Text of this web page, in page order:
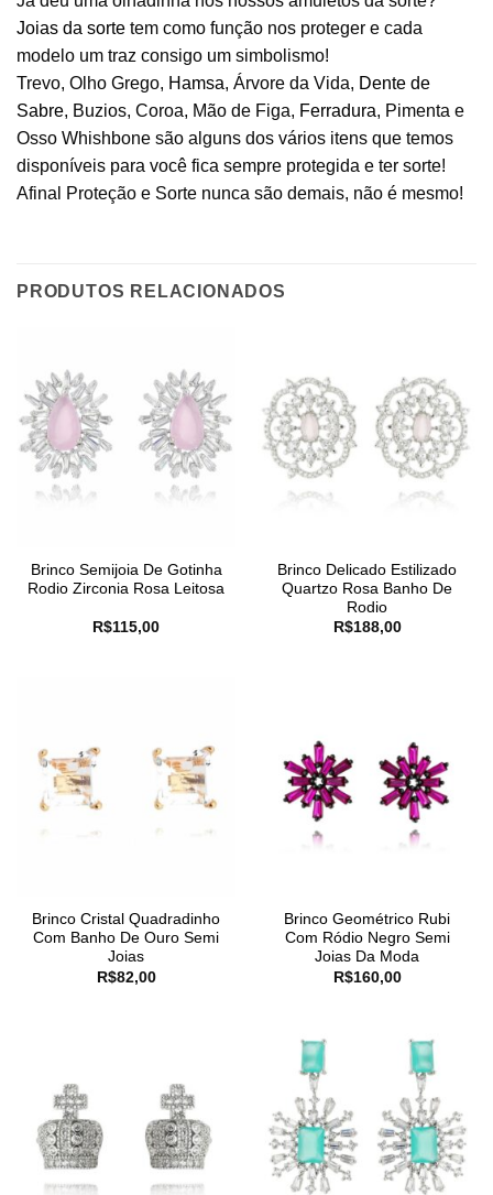
Joias da sorte tem como função nos proteger e cada
modelo um traz consigo um simbolismo!
Trevo, Olho Grego, Hamsa, Árvore da Vida, Dente de
Sabre, Buzios, Coroa, Mão de Figa, Ferradura, Pimenta e
Osso Whishbone são alguns dos vários itens que temos
disponíveis para você fica sempre protegida e ter sorte!
Afinal Proteção e Sorte nunca são demais, não é mesmo!
PRODUTOS RELACIONADOS
Brinco Semijoia De Gotinha
Rodio Zirconia Rosa Leitosa
R$115,00
Brinco Delicado Estilizado
Quartzo Rosa Banho De
Rodio
R$188,00
Brinco Cristal Quadradinho
Com Banho De Ouro Semi
Joias
R$82,00
Brinco Geométrico Rubi
Com Ródio Negro Semi
Joias Da Moda
R$160,00